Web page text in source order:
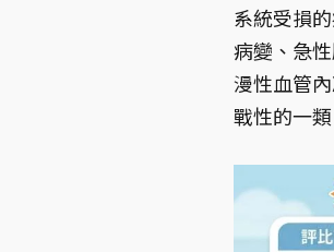
系統受損
病變、急
漫性血管
戰性的一類